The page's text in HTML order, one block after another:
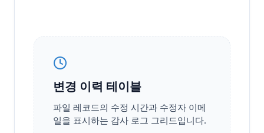
변경 이력 테이블
파일 레코드의 수정 시간과 수정자 이메
일을 표시하는 감사 로그 그리드입니다.